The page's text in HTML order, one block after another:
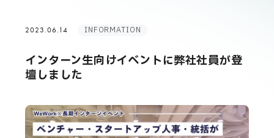
NEWS
MEMBERS
2023.06.14 INFORMATION
インターン生向けイベントに弊社社員が登
壇しました